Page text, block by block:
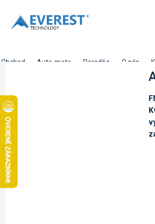
obsah
Obchod Auto-moto Poradňa O nás